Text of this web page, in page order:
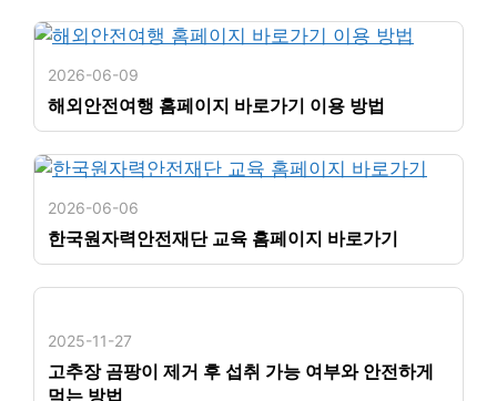
2026-06-09
해외안전여행 홈페이지 바로가기 이용 방법
2026-06-06
한국원자력안전재단 교육 홈페이지 바로가기
2025-11-27
고추장 곰팡이 제거 후 섭취 가능 여부와 안전하게
먹는 방법